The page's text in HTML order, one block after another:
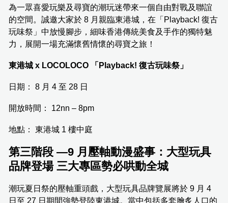
為一眾喜愛玩樂及尋寶的潮玩迷帶來一個自由對戰及聯誼
的空間。誠邀大家於 8 月親臨東港城，在「Playback! 復古
玩味祭」中放慢腳步，細味香港傳統美食及手作的獨特魅
力，展開一場充滿懷舊情懷的尋寶之旅！
東港城 x LOCOLOCO 「Playback! 復古玩味祭」
日期： 8 月 4 至 28 日
開放時間： 12nn – 8pm
地點： 東港城 1 樓中庭
第三階段 —9 月壓軸動漫盛事：大型玩具
品牌登場 三大專區勢必哄動全城
潮玩夏日祭的壓軸重頭戲，大型玩具品牌覽展將於 9 月 4
日至 27 日期間強勢登陸東港城。當中包括多套膾炙人口的